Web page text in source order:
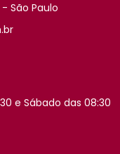
São Paulo
e Sábado das 08:30